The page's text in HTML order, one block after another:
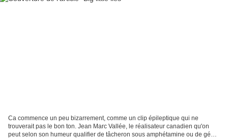
Ca commence un peu bizarrement, comme un clip épileptique qui ne
trouverait pas le bon ton. Jean Marc Vallée, le réalisateur canadien qu'on
peut selon son humeur qualifier de tâcheron sous amphétamine ou de génie